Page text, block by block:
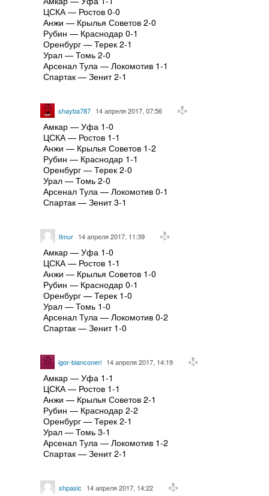
ЦСКА — Ростов 0-0
Анжи — Крылья Советов 2-0
Рубин — Краснодар 0-1
Оренбург — Терек 2-1
Урал — Томь 2-0
Арсенал Тула — Локомотив 1-1
Спартак — Зенит 2-1
shayba787 14 апреля 2017, 07:56
Амкар — Уфа 1-0
ЦСКА — Ростов 1-1
Анжи — Крылья Советов 1-2
Рубин — Краснодар 1-1
Оренбург — Терек 2-0
Урал — Томь 2-0
Арсенал Тула — Локомотив 0-1
Спартак — Зенит 3-1
timur 14 апреля 2017, 11:39
Амкар — Уфа 1-0
ЦСКА — Ростов 1-1
Анжи — Крылья Советов 1-0
Рубин — Краснодар 0-1
Оренбург — Терек 1-0
Урал — Томь 1-0
Арсенал Тула — Локомотив 0-2
Спартак — Зенит 1-0
igor-bianconeri 14 апреля 2017, 14:19
Амкар — Уфа 1-1
ЦСКА — Ростов 1-1
Анжи — Крылья Советов 2-1
Рубин — Краснодар 2-2
Оренбург — Терек 2-1
Урал — Томь 3-1
Арсенал Тула — Локомотив 1-2
Спартак — Зенит 2-1
shpasic 14 апреля 2017, 14:22